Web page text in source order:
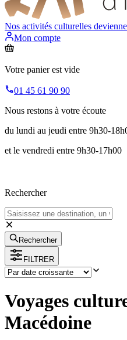
Nos activités culturelles
Mon compte
Votre panier est vide
01 45 61 90 90
Nous restons à votre écoute
du lundi au jeudi entre 9h30-
et le vendredi entre 9h30-17h00
Rechercher
Rechercher
FILTRER
Voyages
Macédoine